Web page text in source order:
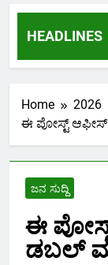
HEADLINES
ಕೇವಲ
2 Months
Home 2026
ಈ ಪೋಸ್ಟ್
ಜನ ಸುದ್ದಿ
ಈ
ಡಬಲ್